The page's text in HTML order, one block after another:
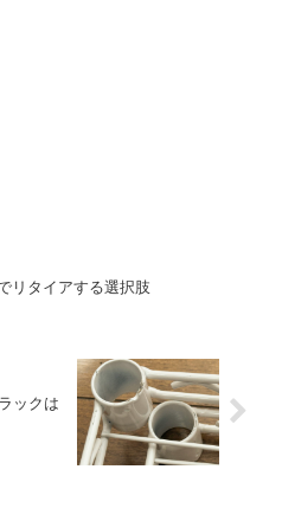
リタイアする選択肢
ックは